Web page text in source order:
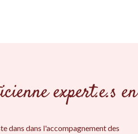
expert.e.s en
dans dans l'accompagnement des